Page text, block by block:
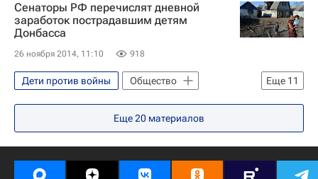
Сенаторы РФ перечислят дневной
заработок пострадавшим детям
Донбасса
26 ноября 2014, 11:10 918
Еще 11
Дети против войны
Общество
Жизнь без преград
Украина
Весь мир
Европа
Леонид Тягачев
Совет Федерации РФ
Еще20 материалов